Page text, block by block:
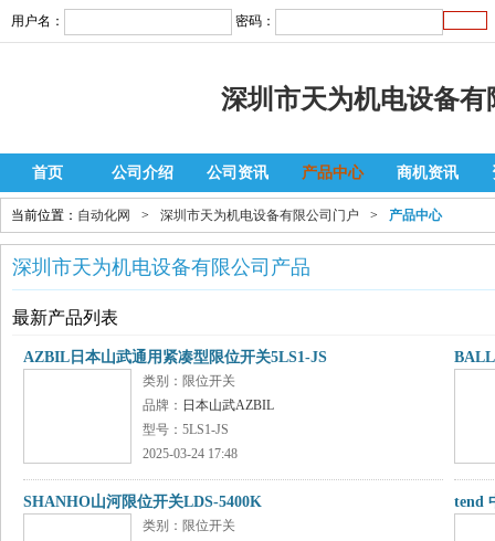
用户名： 密码：
深圳市天为机电设备有
首页 公司介绍 公司资讯 产品中心 商机资讯
当前位置： 自动化网 > 深圳市天为机电设备有限公司门户 > 产品中心
深圳市天为机电设备有限公司产品
最新产品列表
AZBIL日本山武通用紧凑型限位开关5LS1-JS
类别：限位开关
品牌： 日本山武AZBIL
型号：5LS1-JS
2025-03-24 17:48
SHANHO山河限位开关LDS-5400K
类别：限位开关
tend